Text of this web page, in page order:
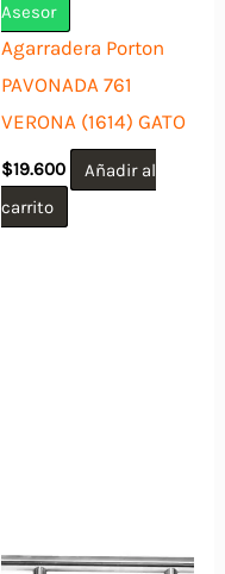
Asesor
Agarradera Porton
PAVONADA 761
VERONA (1614) GATO
$19.600
Añadir al
carrito